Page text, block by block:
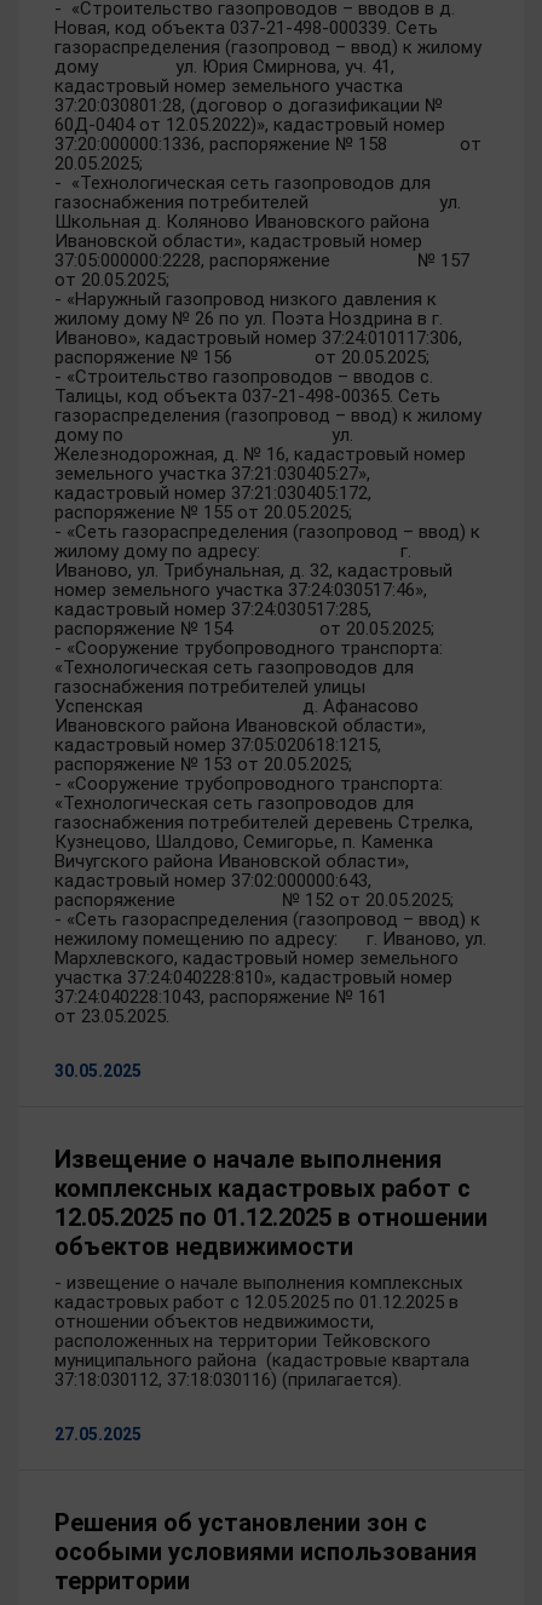
- «Строительство газопроводов – вводов в д.
Новая, код объекта 037-21-498-000339. Сеть
газораспределения (газопровод – ввод) к жилому
дому ул. Юрия Смирнова, уч. 41,
кадастровый номер земельного участка
37:20:030801:28, (договор о догазификации №
60Д-0404 от 12.05.2022)», кадастровый номер
37:20:000000:1336, распоряжение № 158 от
20.05.2025;
- «Технологическая сеть газопроводов для
газоснабжения потребителей ул.
Школьная д. Коляново Ивановского района
Ивановской области», кадастровый номер
37:05:000000:2228, распоряжение № 157
от 20.05.2025;
- «Наружный газопровод низкого давления к
жилому дому № 26 по ул. Поэта Ноздрина в г.
Иваново», кадастровый номер 37:24:010117:306,
распоряжение № 156 от 20.05.2025;
- «Строительство газопроводов – вводов с.
Талицы, код объекта 037-21-498-00365. Сеть
газораспределения (газопровод – ввод) к жилому
дому по ул.
Железнодорожная, д. № 16, кадастровый номер
земельного участка 37:21:030405:27»,
кадастровый номер 37:21:030405:172,
распоряжение № 155 от 20.05.2025;
- «Сеть газораспределения (газопровод – ввод) к
жилому дому по адресу: г.
Иваново, ул. Трибунальная, д. 32, кадастровый
номер земельного участка 37:24:030517:46»,
кадастровый номер 37:24:030517:285,
распоряжение № 154 от 20.05.2025;
- «Сооружение трубопроводного транспорта:
«Технологическая сеть газопроводов для
газоснабжения потребителей улицы
Успенская д. Афанасово
Ивановского района Ивановской области»,
кадастровый номер 37:05:020618:1215,
распоряжение № 153 от 20.05.2025;
- «Сооружение трубопроводного транспорта:
«Технологическая сеть газопроводов для
газоснабжения потребителей деревень Стрелка,
Кузнецово, Шалдово, Семигорье, п. Каменка
Вичугского района Ивановской области»,
кадастровый номер 37:02:000000:643,
распоряжение № 152 от 20.05.2025;
- «Сеть газораспределения (газопровод – ввод) к
нежилому помещению по адресу: г. Иваново, ул.
Мархлевского, кадастровый номер земельного
участка 37:24:040228:810», кадастровый номер
37:24:040228:1043, распоряжение № 161
от 23.05.2025.
30.05.2025
Извещение о начале выполнения
комплексных кадастровых работ с
12.05.2025 по 01.12.2025 в отношении
объектов недвижимости
- извещение о начале выполнения комплексных
кадастровых работ с 12.05.2025 по 01.12.2025 в
отношении объектов недвижимости,
расположенных на территории Тейковского
муниципального района (кадастровые квартала
37:18:030112, 37:18:030116) (прилагается).
27.05.2025
Решения об установлении зон с
особыми условиями использования
территории